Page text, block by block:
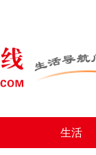
生活